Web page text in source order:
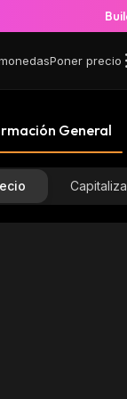
Poner precio
General